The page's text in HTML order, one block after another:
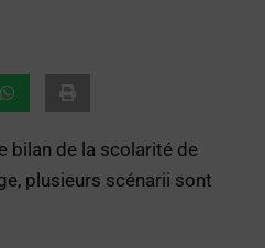
bilan de la scolarité de
plusieurs scénarii sont